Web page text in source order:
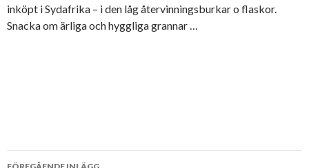
inköpt i Sydafrika – i den låg återvinningsburkar o flaskor.
Snacka om ärliga och hyggliga grannar …
Inläggsnavigering